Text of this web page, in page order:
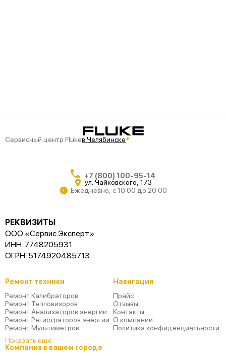
Сервисный центр Flukeв Челябинске
+7 (800) 100-95-14
ул. Чайковского, 173
Ежедневно, с 10:00 до 20:00
РЕКВИЗИТЫ
ООО «Сервис Эксперт»
ИНН: 7748205931
ОГРН: 5174920485713
Ремонт техники
Ремонт Калибраторов
Ремонт Тепловизоров
Ремонт Анализаторов энергии
Ремонт Регистраторов энергии
Ремонт Мультиметров
Показать ещё
Компания в вашем городе
Навигация
Прайс
Отзывы
Контакты
О компании
Политика конфиденциальности